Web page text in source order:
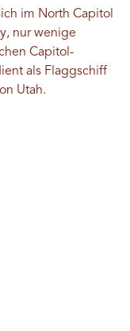
im North Capitol
nur wenige
Capitol-
als Flaggschiff
Utah.